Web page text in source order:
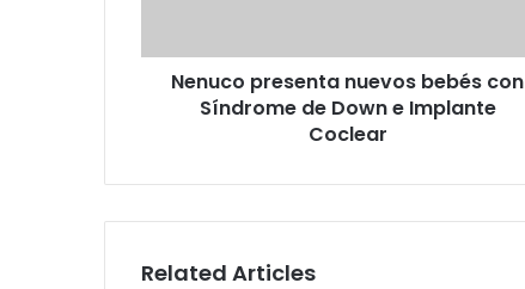
e
Implante
Nenuco presenta nuevos bebés con
Síndrome de Down e Implante
Coclear
Related Articles